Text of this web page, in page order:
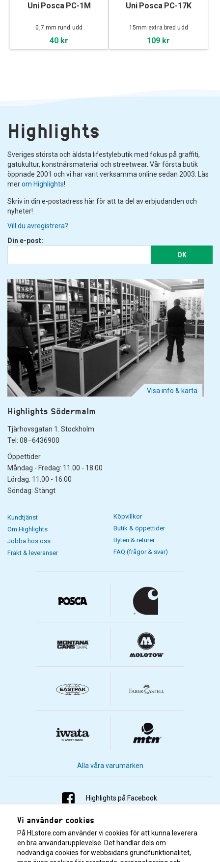
Uni Posca PC-1M
0,7 mm rund udd
40 kr
Uni Posca PC-17K
15mm extra bred udd
109 kr
Highlights
Sveriges största och äldsta lifestylebutik med fokus på graffiti,
gatukultur, konstnärsmaterial och streetwear. Vår första butik
öppnade 2001 och vi har varit verksamma online sedan 2003. Läs
merom Highlights!
Skriv in din e-postadress här för att ta del av erbjudanden och
nyheter!
Vill du avregistrera?
Din e-post:
OK
Visa info & karta
Highlights Södermalm
Tjärhovsgatan 1. Stockholm
Tel: 08–6436900
Öppettider
Måndag - Fredag: 11.00 - 18.00
Lördag: 11.00 - 16.00
Söndag: Stängt
Kundtjänst
Om Highlights
Jobba hos oss
Frakt & leveranser
Köpvillkor
Butik & öppettider
Byten & returer
FAQ (frågor & svar)
Alla våra varumärken
Highlights på Facebook
Highlights på Instagram
Highlights på Youtube
Vi använder cookies
På HLstore.com använder vi cookies för att kunna leverera
en bra användarupplevelse. Det handlar dels om
nödvändiga cookies för webbsidans grundfunktionalitet,